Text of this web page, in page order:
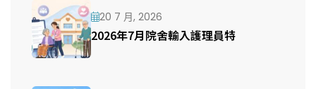
20 7 月, 2026
2026年7月院舍輸入護理員特